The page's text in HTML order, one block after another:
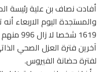
أفادت نصاف بن علية رئيسة
آخرين فترة العزل الصحي
لفترة حضانة الفيروس.